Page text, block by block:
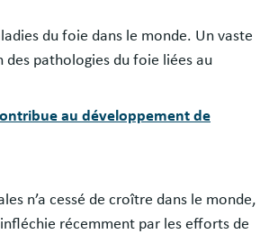
du foie dans le monde. Un vaste
des pathologies du foie liées au
au développement de
n’a cessé de croître dans le monde,
récemment par les efforts de